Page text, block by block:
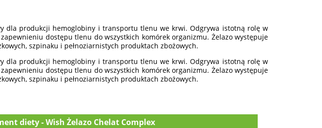
dla produkcji hemoglobiny i transportu tlenu we krwi. Odgrywa istotną rolę w
dostępu tlenu do wszystkich komórek organizmu. Żelazo występuje
szpinaku i pełnoziarnistych produktach zbożowych.
dla produkcji hemoglobiny i transportu tlenu we krwi. Odgrywa istotną rolę w
dostępu tlenu do wszystkich komórek organizmu. Żelazo występuje
szpinaku i pełnoziarnistych produktach zbożowych.
diety - Wish Żelazo Chelat Complex